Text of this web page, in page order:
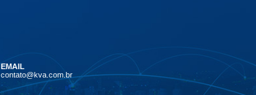
EMAIL
contato@kva.com.br